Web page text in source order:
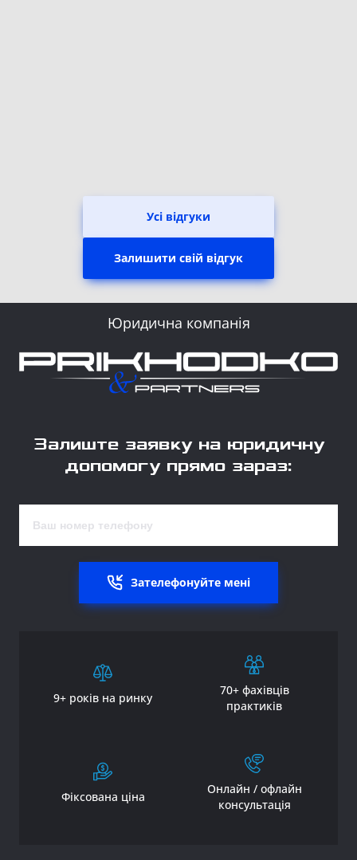
Усі відгуки
Залишити свій відгук
Юридична компанія
Залиште заявку на юридичну
допомогу прямо зараз:
Зателефонуйте мені
9+ років на ринку
70+ фахівців
практиків
Фіксована ціна
Онлайн / офлайн
консультація